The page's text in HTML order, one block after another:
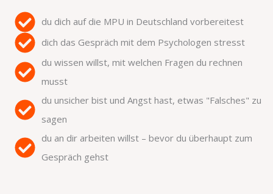
du dich auf die MPU in Deutschland vorbereitest
dich das Gespräch mit dem Psychologen stresst
du wissen willst, mit welchen Fragen du rechnen
musst
du unsicher bist und Angst hast, etwas "Falsches" zu
sagen
du an dir arbeiten willst – bevor du überhaupt zum
Gespräch gehst